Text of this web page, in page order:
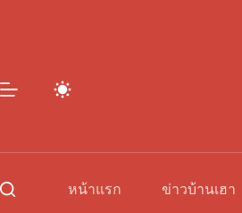
หน้าแรก ข่าวบ้านเฮา